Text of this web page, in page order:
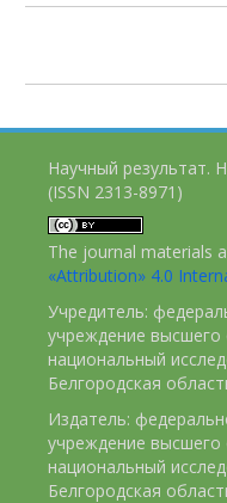
Научный результат.
(ISSN 2313-8971)
The journal materials
«Attribution» 4.0
Учредитель:
учреждение высшего
национальный
Белгородская
Издатель:
учреждение высшего
национальный
Белгородская